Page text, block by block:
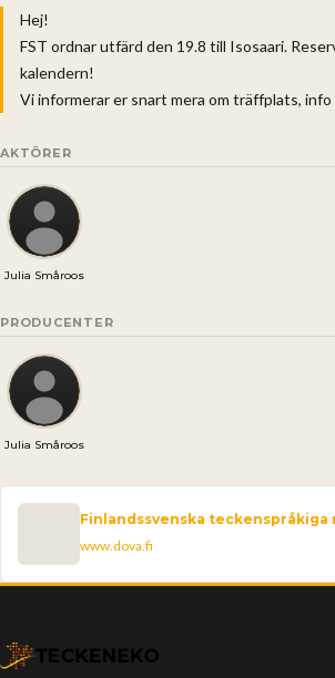
Hej!
FST ordnar utfärd den 19.8 till Isosaari.
kalendern!
Vi informerar er snart mera om träffplats,
AKTÖRER
Julia Småroos
PRODUCENTER
Julia Småroos
Finlandssvenska teckenspråkiga
www.dova.fi